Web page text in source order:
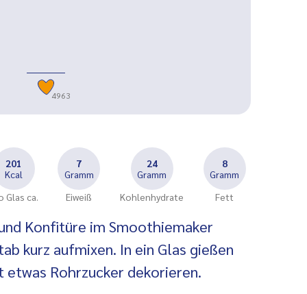
4963
201
Kcal
Glas ca.
7
Gramm
Eiweiß
24
Gramm
Kohlenhydrate
8
Gramm
Fett
Konfitüre im Smoothiemaker
kurz aufmixen. In ein Glas gießen
etwas Rohrzucker dekorieren.